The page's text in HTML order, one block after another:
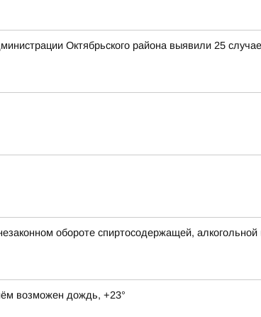
Октябрьского района выявили 25
обороте спиртосодержащей,
возможен дождь, +23°